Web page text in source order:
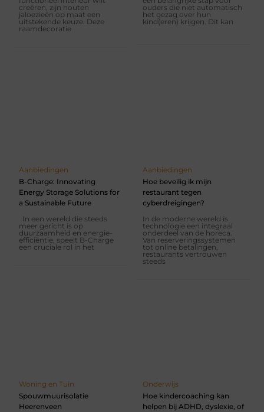
creëren, zijn houten
jaloezieën op maat een
uitstekende keuze. Deze
raamdecoratie
ouders die niet automatisch
het gezag over hun
kind(eren) krijgen. Dit kan
Aanbiedingen
B-Charge: Innovating
Energy Storage Solutions for
a Sustainable Future
In een wereld die steeds
meer gericht is op
duurzaamheid en energie-
efficiëntie, speelt B-Charge
een cruciale rol in het
Aanbiedingen
Hoe beveilig ik mijn
restaurant tegen
cyberdreigingen?
In de moderne wereld is
technologie een integraal
onderdeel van de horeca.
Van reserveringssystemen
tot online betalingen,
restaurants vertrouwen
steeds
Woning en Tuin
Spouwmuurisolatie
Heerenveen
Onderwijs
Hoe kindercoaching kan
helpen bij ADHD, dyslexie, of